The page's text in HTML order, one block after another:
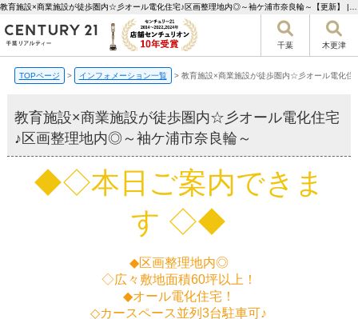
千葉 木更津
TOPページ > インフォメーション一覧 > 教育施設×商業施設が徒歩圏内☆彡オール電化
教育施設×商業施設が徒歩圏内☆彡オール電化住宅
♪区画整理地内◎～袖ケ浦市奈良輪～
◆◇本日ご案内できま
す ◇◆
◆区画整理地内◎
◇広々敷地面積60坪以上！
◆オール電化住宅！
◇カースペース並列3台駐車可♪